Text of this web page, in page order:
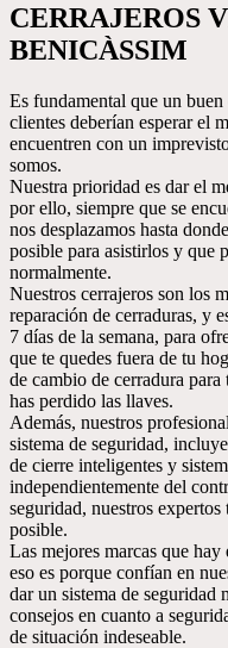
CERRAJEROS
BENICÀSSIM
Es fundamental que un
clientes deberían esperar el
encuentren con un
somos.
Nuestra prioridad es dar el
por ello, siempre que se
nos desplazamos hasta
posible para asistirlos y que
normalmente.
Nuestros cerrajeros son los
reparación de cerraduras, y
7 días de la semana, para
que te quedes fuera de tu
de cambio de cerradura
has perdido las llaves.
Además, nuestros
sistema de seguridad,
de cierre inteligentes y
independientemente del
seguridad, nuestros
posible.
Las mejores marcas que
eso es porque confían en
dar un sistema de seguridad
consejos en cuanto a
de situación indeseable.